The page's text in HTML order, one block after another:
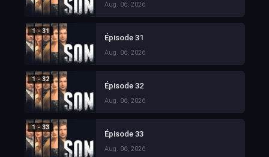
Aug. 06, 2026
1 - 31
Épisode 31
Aug. 06, 2026
1 - 32
Épisode 32
Aug. 06, 2026
1 - 33
Épisode 33
Aug. 06, 2026